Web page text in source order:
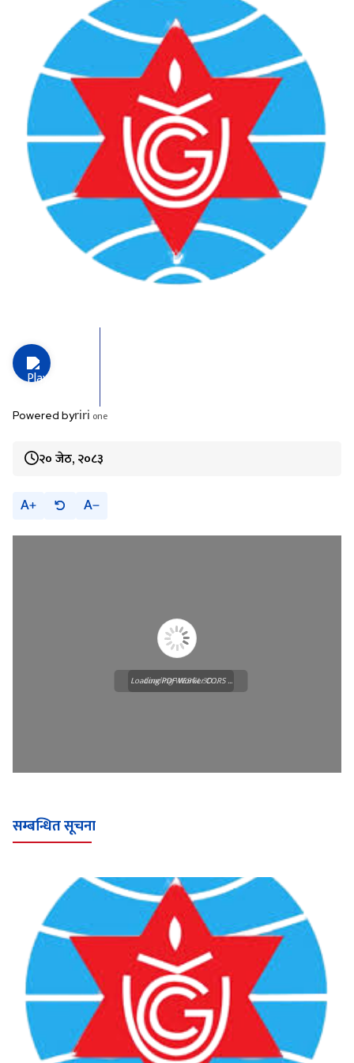
Powered byriri one
२० जेठ, २०८३
A A
Loading WEBGL 3D ...
Loading PDF Worker CORS ...
सम्बन्धित सूचना